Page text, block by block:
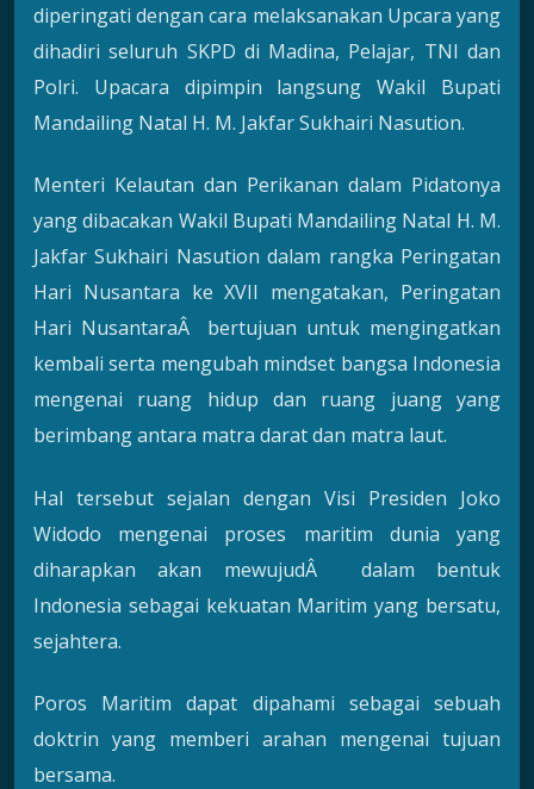
diperingati dengan cara melaksanakan Upcara yang
dihadiri seluruh SKPD di Madina, Pelajar, TNI dan
Polri. Upacara dipimpin langsung Wakil Bupati
Mandailing Natal H. M. Jakfar Sukhairi Nasution.
Menteri Kelautan dan Perikanan dalam Pidatonya
yang dibacakan Wakil Bupati Mandailing Natal H. M.
Jakfar Sukhairi Nasution dalam rangka Peringatan
Hari Nusantara ke XVII mengatakan, Peringatan
Hari NusantaraÂ bertujuan untuk mengingatkan
kembali serta mengubah mindset bangsa Indonesia
mengenai ruang hidup dan ruang juang yang
berimbang antara matra darat dan matra laut.
Hal tersebut sejalan dengan Visi Presiden Joko
Widodo mengenai proses maritim dunia yang
diharapkan akan mewujudÂ dalam bentuk
Indonesia sebagai kekuatan Maritim yang bersatu,
sejahtera.
Poros Maritim dapat dipahami sebagai sebuah
doktrin yang memberi arahan mengenai tujuan
bersama.